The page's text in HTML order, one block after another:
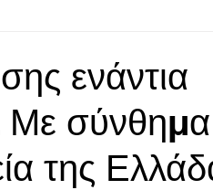
ενάντια
σύνθημα
της